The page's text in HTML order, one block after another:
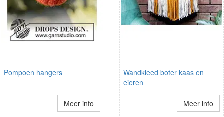
Pompoen hangers
Meer info
Wandkleed boter kaas en
eieren
Meer info